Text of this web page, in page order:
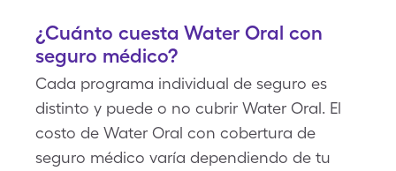
¿Cuánto cuesta Water Oral con
seguro médico?
Cada programa individual de seguro es
distinto y puede o no cubrir Water Oral. El
costo de Water Oral con cobertura de
seguro médico varía dependiendo de tu